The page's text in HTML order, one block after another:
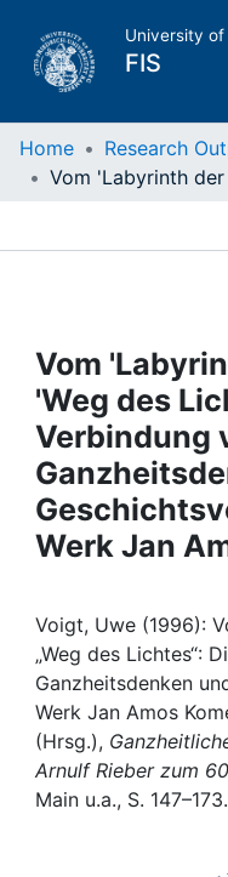
University of
FIS
Home
Projects
People
Institutions
Awards
My FIS
Help
Home Research
Vom
'Weg des
Verbindung
Werk Jan
Voigt, Uwe (1996):
„Weg des Lichtes“:
Ganzheitsdenken
Werk Jan Amos
(Hrsg.),
Arnulf Rieber zum
Main u.a., S. 147–173.